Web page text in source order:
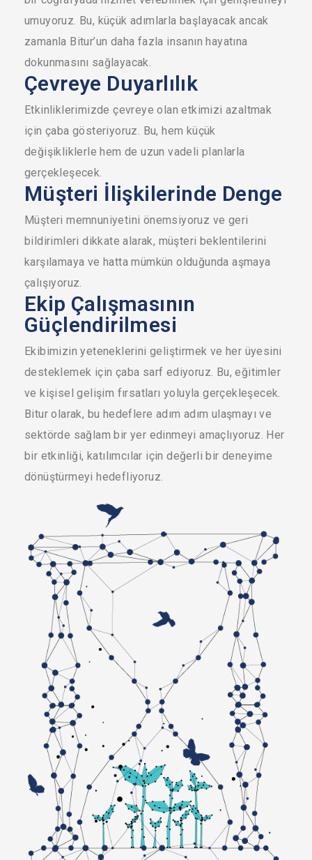
umuyoruz. Bu, küçük adımlarla başlayacak ancak
zamanla Bitur’un daha fazla insanın hayatına
dokunmasını sağlayacak.
Çevreye Duyarlılık
Etkinliklerimizde çevreye olan etkimizi azaltmak
için çaba gösteriyoruz. Bu, hem küçük
değişikliklerle hem de uzun vadeli planlarla
gerçekleşecek.
Müşteri İlişkilerinde Denge
Müşteri memnuniyetini önemsiyoruz ve geri
bildirimleri dikkate alarak, müşteri beklentilerini
karşılamaya ve hatta mümkün olduğunda aşmaya
çalışıyoruz.
Ekip Çalışmasının
Güçlendirilmesi
Ekibimizin yeteneklerini geliştirmek ve her üyesini
desteklemek için çaba sarf ediyoruz. Bu, eğitimler
ve kişisel gelişim fırsatları yoluyla gerçekleşecek.
Bitur olarak, bu hedeflere adım adım ulaşmayı ve
sektörde sağlam bir yer edinmeyi amaçlıyoruz. Her
bir etkinliği, katılımcılar için değerli bir deneyime
dönüştürmeyi hedefliyoruz.